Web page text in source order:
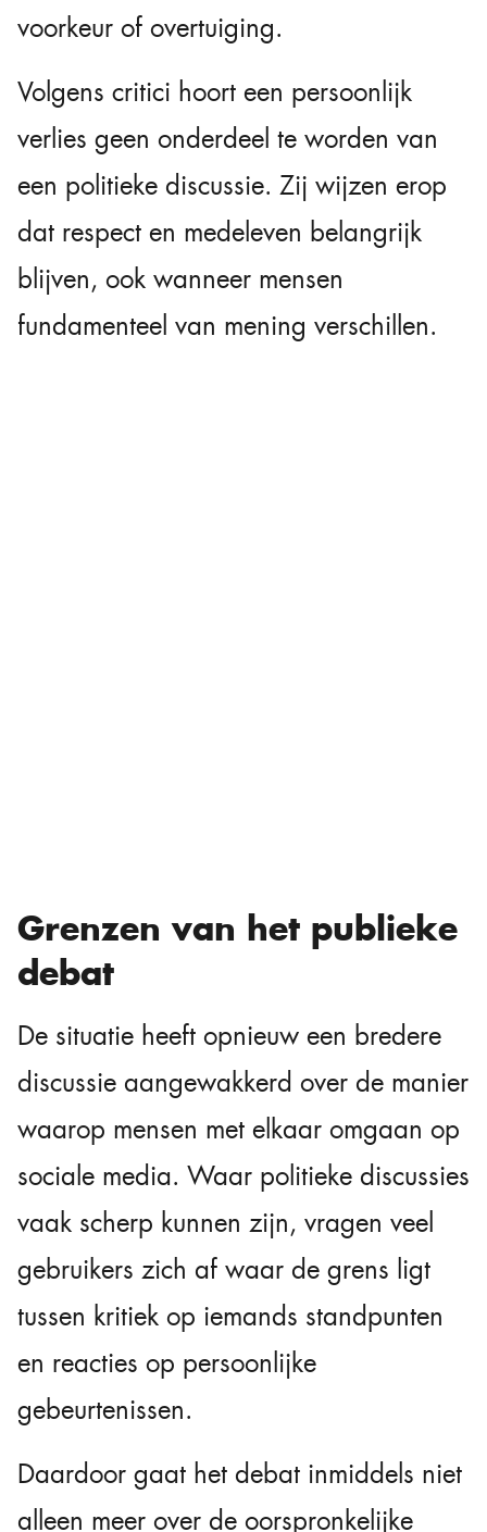
voorkeur of overtuiging.
Volgens critici hoort een persoonlijk
verlies geen onderdeel te worden van
een politieke discussie. Zij wijzen erop
dat respect en medeleven belangrijk
blijven, ook wanneer mensen
fundamenteel van mening verschillen.
Grenzen van het publieke
debat
De situatie heeft opnieuw een bredere
discussie aangewakkerd over de manier
waarop mensen met elkaar omgaan op
sociale media. Waar politieke discussies
vaak scherp kunnen zijn, vragen veel
gebruikers zich af waar de grens ligt
tussen kritiek op iemands standpunten
en reacties op persoonlijke
gebeurtenissen.
Daardoor gaat het debat inmiddels niet
alleen meer over de oorspronkelijke